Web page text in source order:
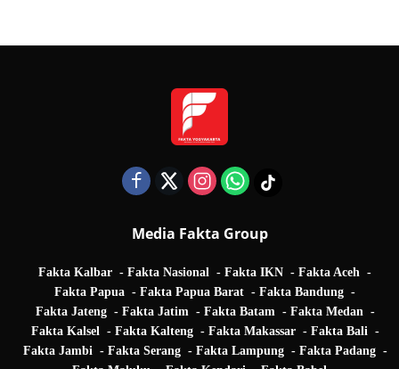
Media Fakta Group
Fakta Kalbar Fakta Nasional Fakta IKN
Fakta Aceh
Fakta Papua
Fakta Papua Barat
Fakta Bandung
Fakta Jateng
Fakta Jatim Fakta Batam
Fakta Medan
Fakta Kalsel
Fakta Kalteng Fakta Makassar
Fakta Bali
Fakta Jambi
Fakta Serang Fakta Lampung
Fakta Padang